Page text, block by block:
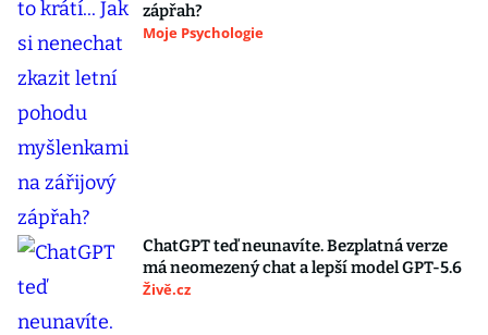
zápřah?
Moje Psychologie
ChatGPT teď neunavíte. Bezplatná verze
má neomezený chat a lepší model GPT-5.6
Živě.cz